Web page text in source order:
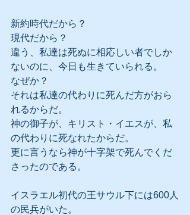
新約時代だから？
現代だから？
違う、私達は死ぬに相応しい者でしか
ないのに、今日も生きていられる。
なぜか？
それは私達の代わりに死んだ方がおら
れるからだ。
神の御子が、キリスト・イエスが、私
の代わりに死なれたからだ。
更に言うなら神が十字架で死んでくだ
さったのである。
イスラエル初代の王サウル下には600人
の民兵がいた。